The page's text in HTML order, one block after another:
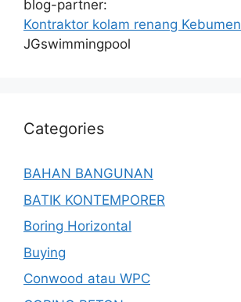
blog-partner:
Kontraktor kolam renang Kebumen
JGswimmingpool
Categories
BAHAN BANGUNAN
BATIK KONTEMPORER
Boring Horizontal
Buying
Conwood atau WPC